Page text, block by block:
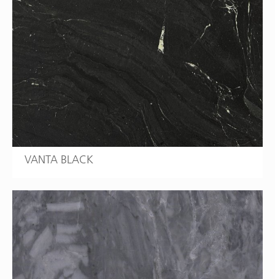
VANTA BLACK